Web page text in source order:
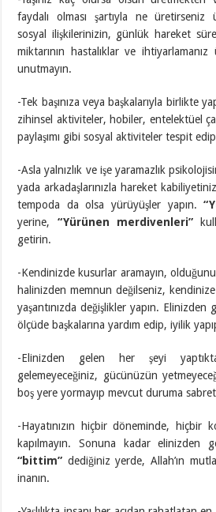
faydalı olması şartıyla ne üretirseniz
sosyal ilişkilerinizin, günlük hareket
miktarının hastalıklar ve
unutmayın.
-Tek başınıza veya başkalarıyla birlikte
zihinsel aktiviteler, hobiler, entelektüel
paylaşımı gibi sosyal aktiviteler tespit
-Asla yalnızlık ve işe yaramazlık
yada arkadaşlarınızla hareket
tempoda da olsa yürüyüşler yapın.
yerine, “Yürünen merdivenleri”
getirin.
-Kendinizde kusurlar aramayın,
halinizden memnun değilseniz,
yaşantınızda değişlikler yapın.
ölçüde başkalarına yardım edip, iyilik
-Elinizden gelen her şeyi
gelemeyeceğiniz, gücünüzün
boş yere yormayıp mevcut duruma
-Hayatınızın hiçbir döneminde, hiçbir
kapılmayın. Sonuna kadar elinizden
“bittim” dediğiniz yerde, Allah’ın
inanın.